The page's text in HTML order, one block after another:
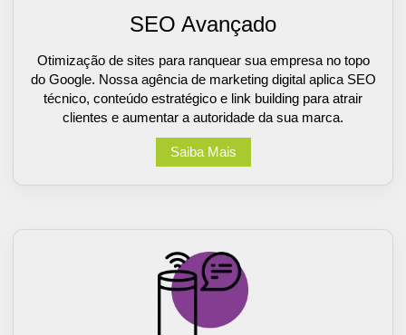
SEO Avançado
Otimização de sites para ranquear sua empresa no topo
do Google. Nossa agência de marketing digital aplica SEO
técnico, conteúdo estratégico e link building para atrair
clientes e aumentar a autoridade da sua marca.
Saiba Mais